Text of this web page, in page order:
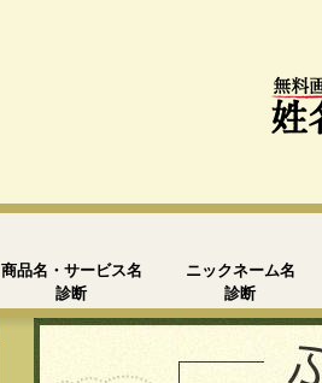
商品名・サービス名
診断
ニックネーム名
診断